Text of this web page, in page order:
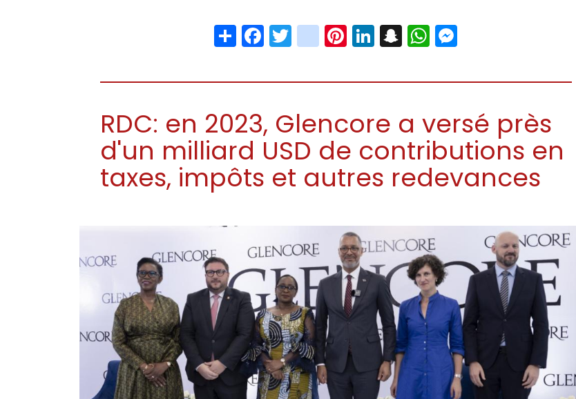
ShareFacebook
Twitter
instagram
Pinterest
LinkedIn
Snapchat
WhatsApp
RDC: en 2023, Glencore a versé près
d'un milliard USD de contributions en
taxes, impôts et autres redevances